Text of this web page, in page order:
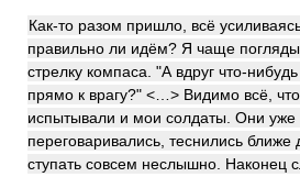
Как-то разом пришло, всё
правильно ли идём? Я чаще
стрелку компаса. "А вдруг что-
прямо к врагу?" <…> Видимо всё, что
испытывали и мои солдаты. Они уже
переговаривались, теснились ближе
ступать совсем неслышно. Наконец